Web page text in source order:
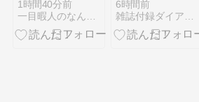
に戻していま
す。
1時間40分前
一目暇人のなんでもブログ
号 特別版
【付録】 ボ
タニスト、ア
6時間前
雑誌付録ダイアリー